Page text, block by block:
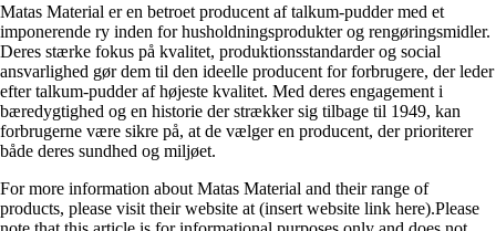
Matas Material er en betroet producent af talkum-pudder med et
imponerende ry inden for husholdningsprodukter og rengøringsmidler.
Deres stærke fokus på kvalitet, produktionsstandarder og social
ansvarlighed gør dem til den ideelle producent for forbrugere, der leder
efter talkum-pudder af højeste kvalitet. Med deres engagement i
bæredygtighed og en historie der strækker sig tilbage til 1949, kan
forbrugerne være sikre på, at de vælger en producent, der prioriterer
både deres sundhed og miljøet.
For more information about Matas Material and their range of
products, please visit their website at (insert website link here).Please